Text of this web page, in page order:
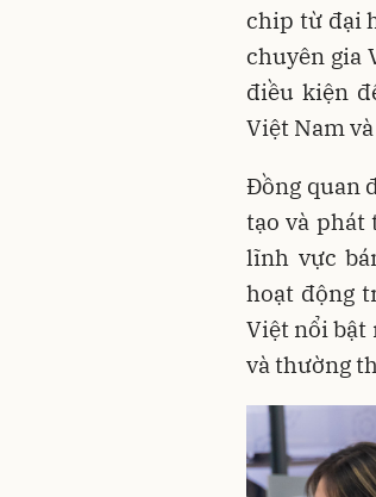
chip từ đại
chuyên gia
điều kiện
Việt Nam
Đồng quan
tạo và phát
lĩnh vực
hoạt động
Việt nổi bật
và thường